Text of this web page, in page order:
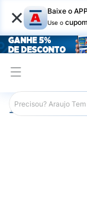
× Baixe o
Use o cupom
Araujo